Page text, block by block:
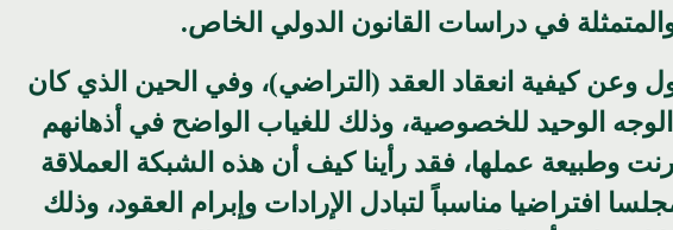
في دراسات القانون الدولي الخاص.
وعن كيفية انعقاد العقد (التراضي)، وفي الحين الذي كان
الوجه الوحيد للخصوصية، وذلك للغياب الواضح في أذهانهم
وطبيعة عملها، فقد رأينا كيف أن هذه الشبكة العملاقة
افتراضيا مناسباً لتبادل الإرادات وإبرام العقود، وذلك